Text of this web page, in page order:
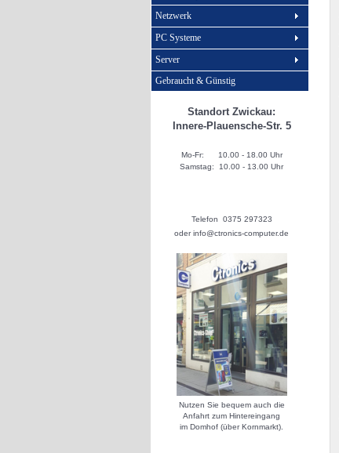
Netzwerk
PC Systeme
Server
Gebraucht & Günstig
Standort Zwickau:
Innere-Plauensche-Str. 5
Mo-Fr: 10.00 - 18.00 Uhr
Samstag: 10.00 - 13.00 Uhr
Telefon 0375 297323
oder info@ctronics-computer.de
Nutzen Sie bequem auch die
Anfahrt zum Hintereingang
im Domhof (über Kornmarkt).